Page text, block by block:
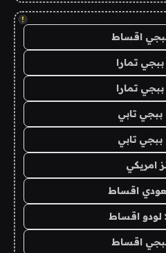
!
اقساط
تمارا
تمارا
تابي
تابي
امريكي
اقساط
لودو اقساط
اقساط